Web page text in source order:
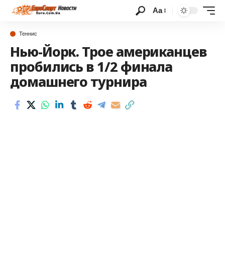
Аа
Теннис
Нью-Йорк. Трое американцев
пробились в 1/2 финала
домашнего турнира